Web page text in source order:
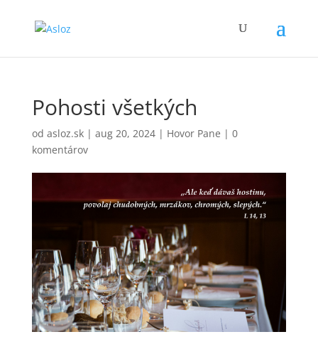
Pohosti všetkých
od asloz.sk| aug 20, 2024| Hovor Pane | 0
komentárov